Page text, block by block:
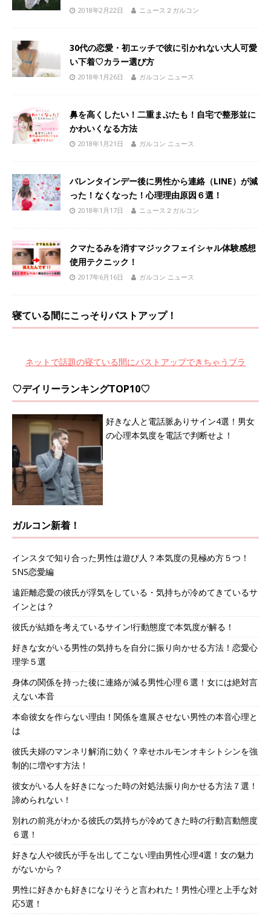
2018年2月22日 ニュース２ガルコン
30代の恋愛・初エッチで彼に引かれない大人可愛
い下着♡カラー選び方
2018年1月26日 ガルコン ニュース
鼻を高くしたい！二重まぶたも！自宅で整形並に
かわいくなる方法
2018年1月21日 ガルコン ニュース
バレンタインデー後に男性から連絡（LINE）が減
った！なくなった！心理理由原因６選！
2018年1月17日 ニュース２ガルコン
クマたるみを消すマジックフェイシャル体験感想
使用テクニック！
2017年6月16日 ガルコン ニュース
寝ている間にこっそりバストアップ！
ネットで話題の寝ている間にバストアップできちゃうブラ
♡デイリーランキングTOP10♡
好きな人と電話脈ありサイン4選！男女
の心理本気度を電話で判断せよ！
ガルコン新着！
インスタで知り合った男性は遊び人？本気度の見極め方５つ！
SNS恋愛編
遠距離恋愛の彼氏が浮気をしている・気持ちが冷めてきているサ
インとは？
彼氏が結婚を考えているサイン!行動態度で本気度が解る！
好きな女がいる男性の気持ちを自分に振り向かせる方法！恋愛心
理学５選
身体の関係を持った後に連絡が減る男性心理６選！女には絶対言
えない本音
本命彼女を作らない理由！関係を進展させない男性の本音心理と
は
彼氏夫婦のマンネリ解消に効く？幸せホルモンオキシトシンを強
制的に増やす方法！
彼女がいる人を好きになった時の対処法振り向かせる方法７選！
諦められない！
別れの前兆がわかる彼氏の気持ちが冷めてきた時の行動言動態度
６選！
好きな人や彼氏が手を出してこない理由男性心理4選！女の魅力
がないから？
男性に好きかも好きになりそうと言われた！男性心理と上手な対
応5選！